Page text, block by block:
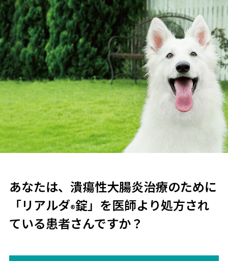
あなたは、潰瘍性大腸炎治療のために
「リアルダ®錠」を医師より処方され
ている患者さんですか？